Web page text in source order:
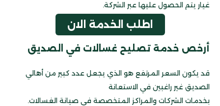
غيار يتم الحصول عليها عبر الشركة.
اطلب الخدمة الان
أرخص خدمة تصليح غسالات في الصديق
قد يكون السعر المرتفع هو الذي يجعل عدد كبير من أهالي
الصديق غير راغبين في الاستعانة
بخدمات الشركات والمراكز المتخصصة في صيانة الغسالات.